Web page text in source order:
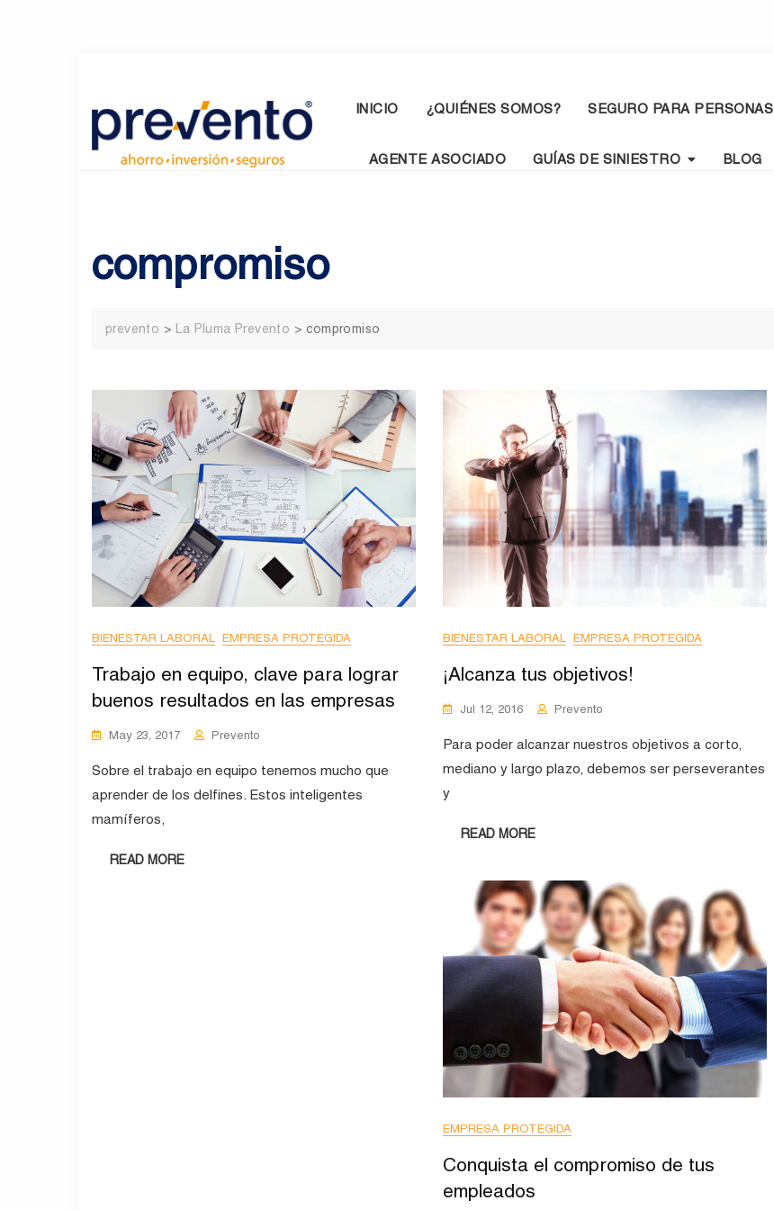
content
INICIO ¿QUIÉNES SOMOS? SEGURO PARA PERSONAS
AGENTE ASOCIADO GUÍAS DE SINIESTRO BLOG
compromiso
prevento > La Pluma Prevento >compromiso
BIENESTAR LABORAL EMPRESA PROTEGIDA
Trabajo en equipo, clave para lograr
buenos resultados en las empresas
May 23, 2017 Prevento
Sobre el trabajo en equipo tenemos mucho que
aprender de los delfines. Estos inteligentes
mamíferos,
READ MORE
BIENESTAR LABORAL EMPRESA PROTEGIDA
¡Alcanza tus objetivos!
Jul 12, 2016 Prevento
Para poder alcanzar nuestros objetivos a corto,
mediano y largo plazo, debemos ser perseverantes
y
READ MORE
EMPRESA PROTEGIDA
Conquista el compromiso de tus
empleados